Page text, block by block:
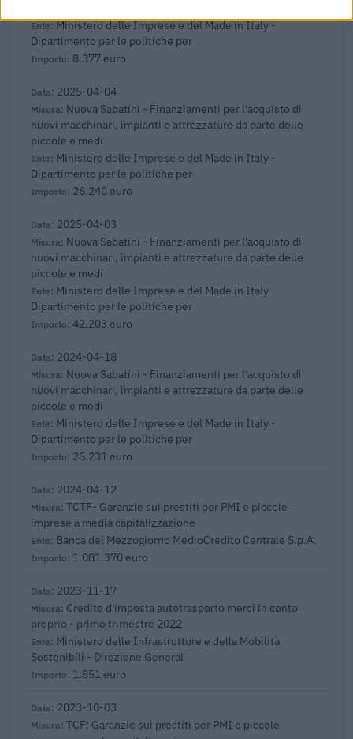
Ministero delle Imprese e del Made in Italy -
Dipartimento per le politiche per
8.377 euro
2025-04-04
Nuova Sabatini - Finanziamenti per l'acquisto di
nuovi macchinari, impianti e attrezzature da parte delle
piccole e medi
Ministero delle Imprese e del Made in Italy -
Dipartimento per le politiche per
26.240 euro
2025-04-03
Nuova Sabatini - Finanziamenti per l'acquisto di
nuovi macchinari, impianti e attrezzature da parte delle
piccole e medi
Ministero delle Imprese e del Made in Italy -
Dipartimento per le politiche per
42.203 euro
2024-04-18
Nuova Sabatini - Finanziamenti per l'acquisto di
nuovi macchinari, impianti e attrezzature da parte delle
piccole e medi
Ministero delle Imprese e del Made in Italy -
Dipartimento per le politiche per
25.231 euro
2024-04-12
TCTF- Garanzie sui prestiti per PMI e piccole
imprese a media capitalizzazione
Banca del Mezzogiorno MedioCredito Centrale S.p.A.
1.081.370 euro
2023-11-17
Credito d'imposta autotrasporto merci in conto
proprio - primo trimestre 2022
Ministero delle Infrastrutture e della Mobilità
Sostenibili - Direzione General
1.851 euro
2023-10-03
TCF: Garanzie sui prestiti per PMI e piccole